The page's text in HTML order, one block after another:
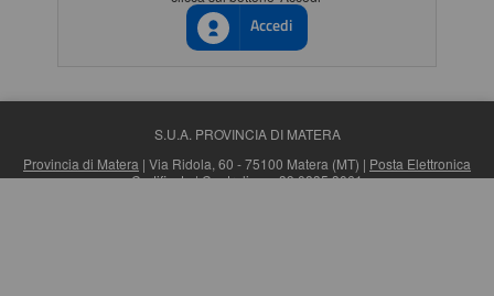
Accedi
S.U.A. PROVINCIA DI MATERA
Provincia di Matera | Via Ridola, 60 - 75100 Matera (MT) | Posta Elettronica
Certificata| Centralino: +39 0835 3061